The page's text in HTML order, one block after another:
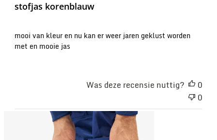
stofjas korenblauw
mooi van kleur en nu kan er weer jaren geklust worden
met en mooie jas
Was deze recensie nuttig?
0
0